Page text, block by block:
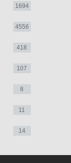
1694
4556
418
107
8
11
14